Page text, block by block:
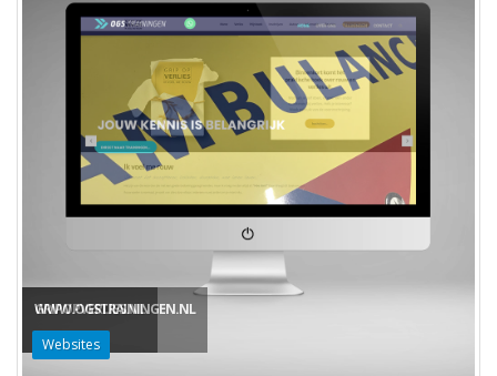
WWW.OGSTRAININGEN.NL
Websites